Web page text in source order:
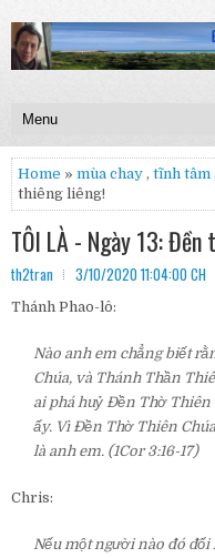
Home » mùa chay , tĩnh tâm
thiêng liêng!
TÔI LÀ - Ngày 13:
th2tran 3/10/2020 11:04:00 CH
Thánh Phao-lô:
Nào anh em chẳng biết
Chúa, và Thánh Thần
ai phá huỷ Đền Thờ Thiên
ấy. Vì Đền Thờ Thiên
là anh em. (1Cor 3:16-17)
Chris:
Nếu một người nào đó